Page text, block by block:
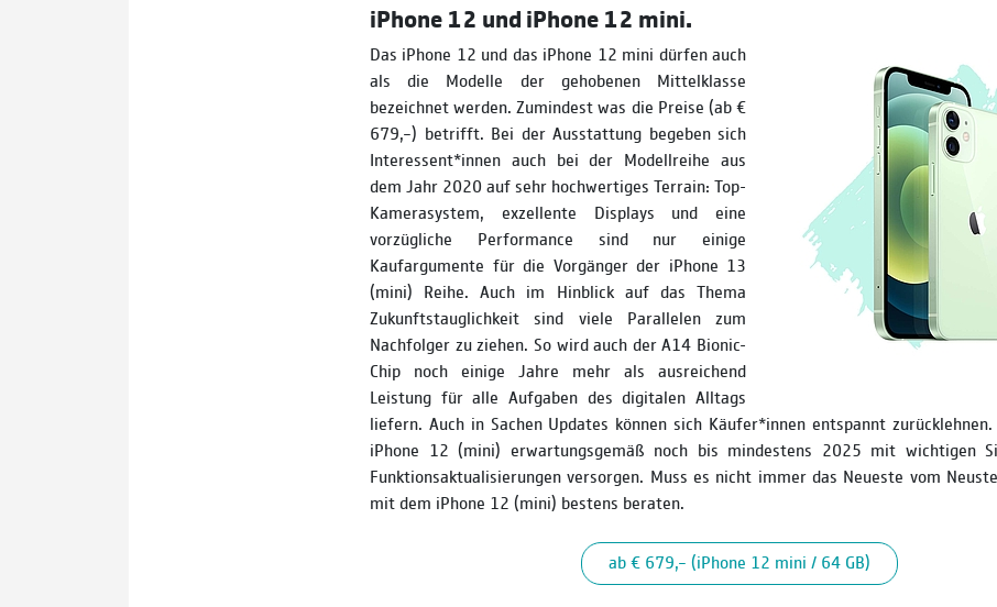
iPhone 12 und iPhone 12 mini.
Das iPhone 12 und das iPhone 12 mini dürfen auch
als die Modelle der gehobenen Mittelklasse
bezeichnet werden. Zumindest was die Preise (ab €
679,–) betrifft. Bei der Ausstattung begeben sich
Interessent*innen auch bei der Modellreihe aus
dem Jahr 2020 auf sehr hochwertiges Terrain: Top-
Kamerasystem, exzellente Displays und eine
vorzügliche Performance sind nur einige
Kaufargumente für die Vorgänger der iPhone 13
(mini) Reihe. Auch im Hinblick auf das Thema
Zukunftstauglichkeit sind viele Parallelen zum
Nachfolger zu ziehen. So wird auch der A14 Bionic-
Chip noch einige Jahre mehr als ausreichend
Leistung für alle Aufgaben des digitalen Alltags
liefern. Auch in Sachen Updates können sich Käufer*innen entspannt
iPhone 12 (mini) erwartungsgemäß noch bis mindestens 2025 mit wichtigen
Funktionsaktualisierungen versorgen. Muss es nicht immer das Neueste vom
mit dem iPhone 12 (mini) bestens beraten.
ab € 679,– (iPhone 12 mini / 64 GB)